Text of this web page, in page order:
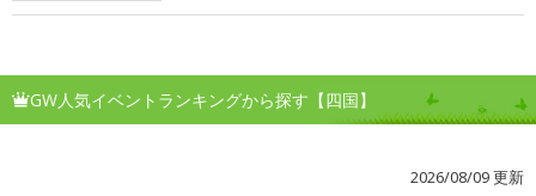
GW人気イベントランキングから探す【四国】
2026/08/09 更新